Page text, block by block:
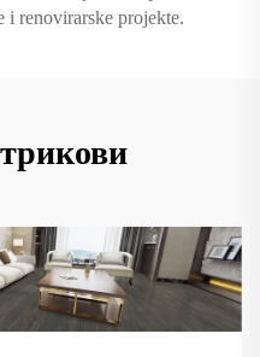
i renovirarske projekte.